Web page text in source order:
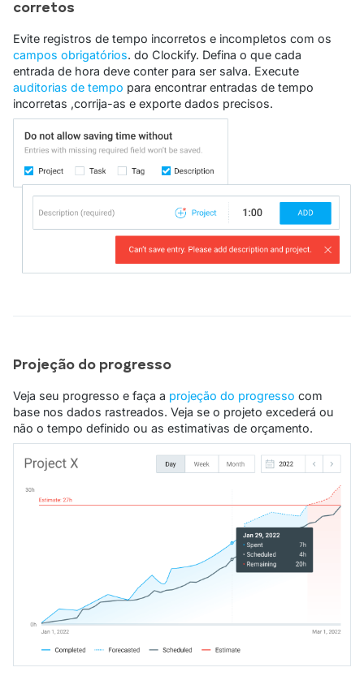
corretos
Evite registros de tempo incorretos e incompletos com os
campos obrigatórios. do Clockify. Defina o que cada
entrada de hora deve conter para ser salva. Execute
auditorias de tempo para encontrar entradas de tempo
incorretas ,corrija-as e exporte dados precisos.
Projeção do progresso
Veja seu progresso e faça a projeção do progresso com
base nos dados rastreados. Veja se o projeto excederá ou
não o tempo definido ou as estimativas de orçamento.